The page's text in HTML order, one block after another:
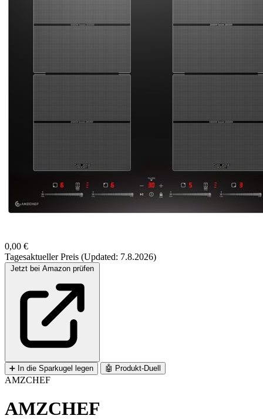
0,00 €
Tagesaktueller Preis (Updated: 7.8.2026)
➕ In die Sparkugel legen 🤖 Produkt-Duell
AMZCHEF
AMZCHEF